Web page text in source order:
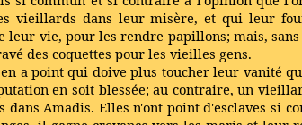
vieillards dans leur misère, et qui leur
vie, pour les rendre papillons; mais,
des coquettes pour les vieilles gens.
a point qui doive plus toucher leur vanité
en soit blessée; au contraire, un
Amadis. Elles n'ont point d'esclaves si